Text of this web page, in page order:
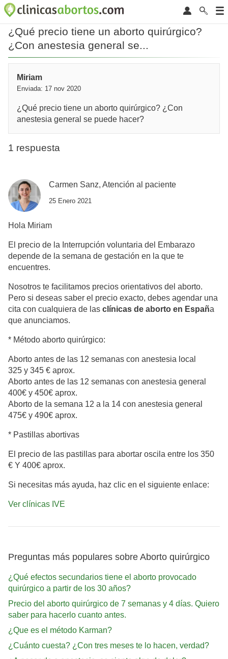
¿Qué precio tiene un aborto quirúrgico?
¿Con anestesia general se...
Miriam
Enviada: 17 nov 2020
¿Qué precio tiene un aborto quirúrgico? ¿Con
anestesia general se puede hacer?
1 respuesta
Carmen Sanz, Atención al paciente
25 Enero 2021
Hola Miriam
El precio de la Interrupción voluntaria del Embarazo
depende de la semana de gestación en la que te
encuentres.
Nosotros te facilitamos precios orientativos del aborto.
Pero si deseas saber el precio exacto, debes agendar una
cita con cualquiera de las clínicas de aborto en España
que anunciamos.
* Método aborto quirúrgico:
Aborto antes de las 12 semanas con anestesia local
325 y 345 € aprox.
Aborto antes de las 12 semanas con anestesia general
400€ y 450€ aprox.
Aborto de la semana 12 a la 14 con anestesia general
475€ y 490€ aprox.
* Pastillas abortivas
El precio de las pastillas para abortar oscila entre los 350
€ Y 400€ aprox.
Si necesitas más ayuda, haz clic en el siguiente enlace:
Ver clínicas IVE
Preguntas más populares sobre Aborto quirúrgico
¿Qué efectos secundarios tiene el aborto provocado
quirúrgico a partir de los 30 años?
Precio del aborto quirúrgico de 7 semanas y 4 días. Quiero
saber para hacerlo cuanto antes.
¿Que es el método Karman?
¿Cuánto cuesta? ¿Con tres meses te lo hacen, verdad?